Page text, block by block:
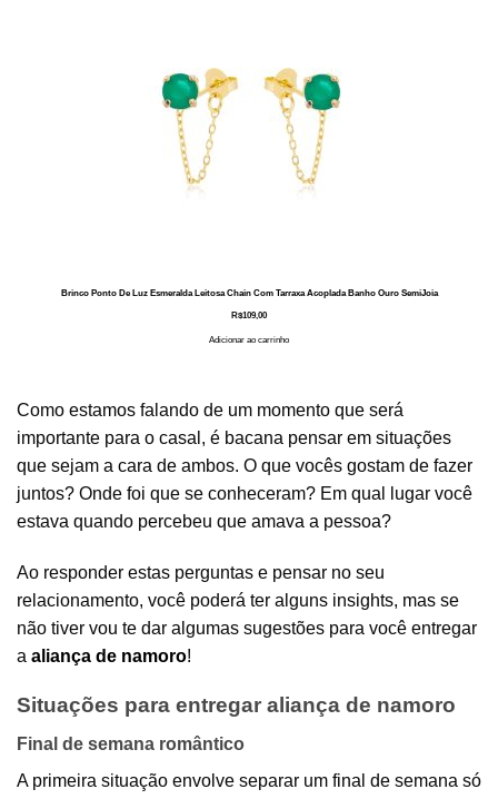
Brinco Ponto De Luz Esmeralda Leitosa Chain Com Tarraxa Acoplada Banho Ouro SemiJoia
R$109,00
Adicionar ao carrinho
Como estamos falando de um momento que será
importante para o casal, é bacana pensar em situações
que sejam a cara de ambos. O que vocês gostam de fazer
juntos? Onde foi que se conheceram? Em qual lugar você
estava quando percebeu que amava a pessoa?
Ao responder estas perguntas e pensar no seu
relacionamento, você poderá ter alguns insights, mas se
não tiver vou te dar algumas sugestões para você entregar
a aliança de namoro!
Situações para entregar aliança de namoro
Final de semana romântico
A primeira situação envolve separar um final de semana só